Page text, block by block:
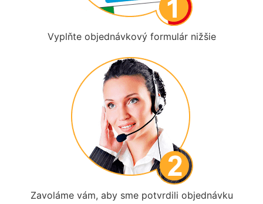
Vyplňte objednávkový formulár nižšie
Zavoláme vám, aby sme potvrdili objednávku